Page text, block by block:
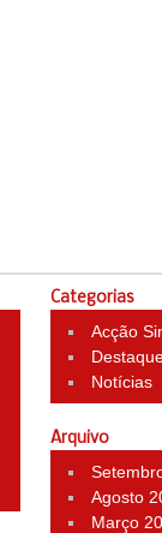
Categorias
Acção
Notícias
Arquivo
Agosto
Março